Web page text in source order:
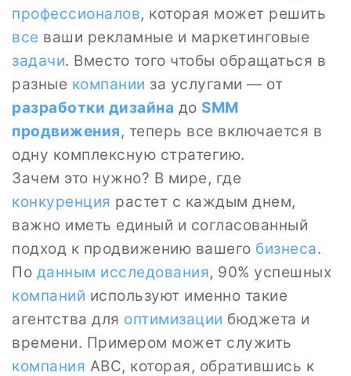
профессионалов, которая может решить
все ваши рекламные и маркетинговые
задачи. Вместо того чтобы обращаться в
разные компании за услугами — от
разработки дизайна до SMM
продвижения, теперь все включается в
одну комплексную стратегию.
Зачем это нужно? В мире, где
конкуренция растет с каждым днем,
важно иметь единый и согласованный
подход к продвижению вашего бизнеса.
По данным исследования, 90% успешных
компаний используют именно такие
агентства для оптимизации бюджета и
времени. Примером может служить
компания ABC, которая, обратившись к